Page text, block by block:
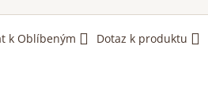
k Oblíbeným Dotaz k produktu